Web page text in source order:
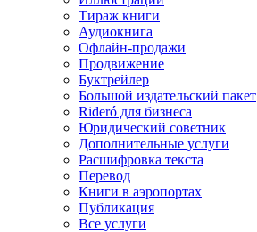
Тираж книги
Аудиокнига
Офлайн-продажи
Продвижение
Буктрейлер
Большой издательский пакет
Rideró для бизнеса
Юридический советник
Дополнительные услуги
Расшифровка текста
Перевод
Книги в аэропортах
Публикация
Все услуги